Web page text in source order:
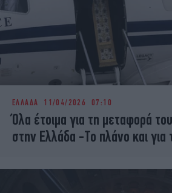
ΕΛΛΑΔΑ 11/04/2026 07:10
Όλα έτοιμα για τη μεταφορά
στην Ελλάδα -Το πλάνο και για